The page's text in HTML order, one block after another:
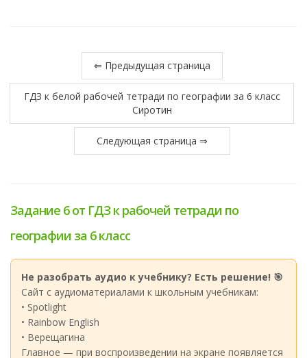
⇐ Предыдущая страница
ГДЗ к белой рабочей тетради по географии за 6 класс
Сиротин
Следующая страница ⇒
Задание 6 от ГДЗ к рабочей тетради по
географии за 6 класс
Не разобрать аудио к учебнику? Есть решение! 🎯
Сайт с аудиоматериалами к школьным учебникам:
• Spotlight
• Rainbow English
• Верещагина
Главное — при воспроизведении на экране появляется